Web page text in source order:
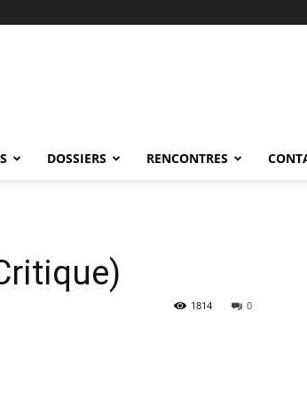
DOSSIERS RENCONTRES
0
1814